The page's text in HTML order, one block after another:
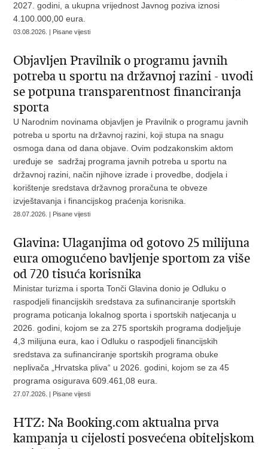
2027. godini, a ukupna vrijednost Javnog poziva iznosi
4.100.000,00 eura.
03.08.2026. | Pisane vijesti
Objavljen Pravilnik o programu javnih
potreba u sportu na državnoj razini - uvodi
se potpuna transparentnost financiranja
sporta
U Narodnim novinama objavljen je Pravilnik o programu javnih
potreba u sportu na državnoj razini, koji stupa na snagu
osmoga dana od dana objave. Ovim podzakonskim aktom
uređuje se sadržaj programa javnih potreba u sportu na
državnoj razini, način njihove izrade i provedbe, dodjela i
korištenje sredstava državnog proračuna te obveze
izvještavanja i financijskog praćenja korisnika.
28.07.2026. | Pisane vijesti
Glavina: Ulaganjima od gotovo 25 milijuna
eura omogućeno bavljenje sportom za više
od 720 tisuća korisnika
Ministar turizma i sporta Tonči Glavina donio je Odluku o
raspodjeli financijskih sredstava za sufinanciranje sportskih
programa poticanja lokalnog sporta i sportskih natjecanja u
2026. godini, kojom se za 275 sportskih programa dodjeljuje
4,3 milijuna eura, kao i Odluku o raspodjeli financijskih
sredstava za sufinanciranje sportskih programa obuke
neplivača „Hrvatska pliva“ u 2026. godini, kojom se za 45
programa osigurava 609.461,08 eura.
27.07.2026. | Pisane vijesti
HTZ: Na Booking.com aktualna prva
kampanja u cijelosti posvećena obiteljskom